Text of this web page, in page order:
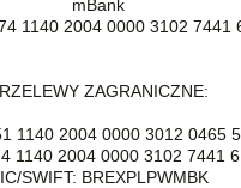
mBank
1140 2004 0000 3102 7441
ZAGRANICZNE:
1140 2004 0000 3012 0465
1140 2004 0000 3102 7441
SWIFT: BREXPLPWMBK